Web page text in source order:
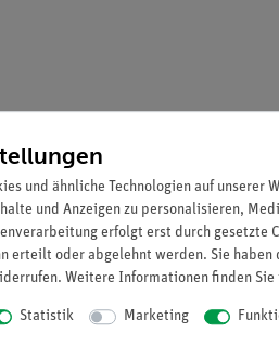
(08012.00).
und ähnliche Technologien auf unserer
und Anzeigen zu personalisieren,
erfolgt erst durch gesetzte
erteilt oder abgelehnt werden. Sie
Weitere Informationen finden Sie
Statistik Marketing